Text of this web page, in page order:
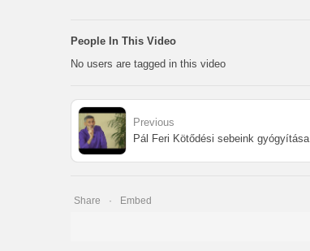
People In This Video
No users are tagged in this video
Previous
Pál Feri Kötődési sebeink gyógyítása
Share Embed